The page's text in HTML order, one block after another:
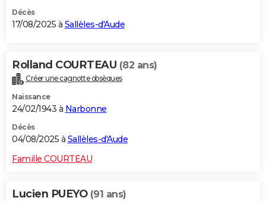
Décès
17/08/2025 à Sallèles-d'Aude
Rolland COURTEAU (82 ans)
Créer une cagnotte obsèques
Naissance
24/02/1943 à Narbonne
Décès
04/08/2025 à Sallèles-d'Aude
Famille COURTEAU
Lucien PUEYO (91 ans)